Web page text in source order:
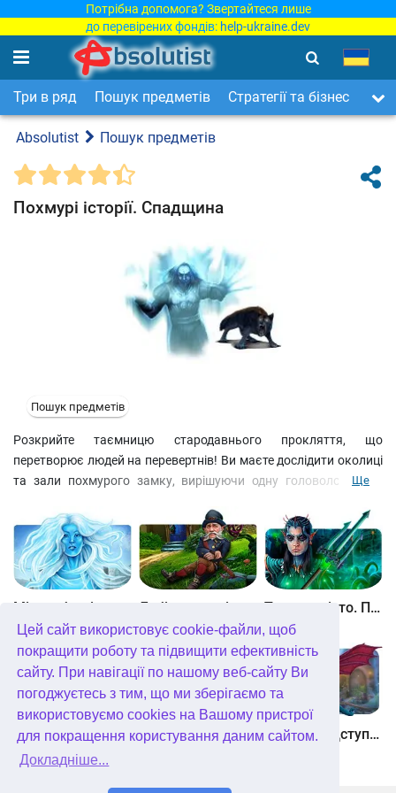
Цей сайт використовує cookie-файли, щоб
покращити роботу та підвищити ефективність
сайту. При навігації по нашому веб-сайту Ви
погоджуєтесь з тим, що ми зберігаємо та
використовуємо cookies на Вашому пристрої
для покращення користування даним сайтом.
Докладніше...
Потрібна допомога? Звертайтеся лише
до перевірених фондів: help-ukraine.dev
Три в ряд Пошук предметів Стратегії та бізнес
Absolutist Пошук предметів
Похмурі історії. Спадщина
Пошук предметів
Розкрийте таємницю стародавнього прокляття, що
перетворює людей на перевертнів! Ви маєте дослідити околиці
та зали похмурого замку, вирішуючи одну головоломку за
дрібничка стане ключем до розгадки головної таємниці! Не
поспішайте – іноді краще довго подумати, ніж швидко зробити!
Чи вистачить вам хоробрості дійти до кінця? Чи зможете ви
протистояти чорній магії прокляття?
Ще
Таємне місто. Підводне царство. колекційне видання
Небесні землі. Пробудження гігантів. колекційне видання Загадки Нью-Йорка. Пробудження. колекційне видання Хімери. Підступи зла. колекційне видання